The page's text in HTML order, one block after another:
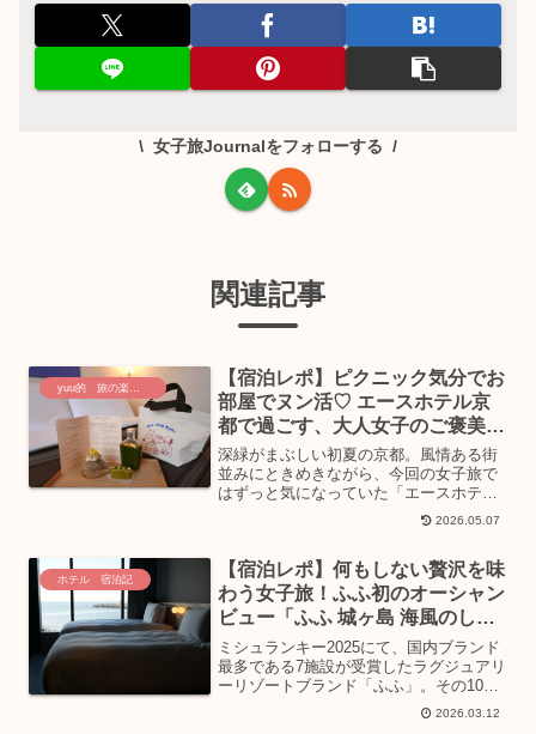
女子旅Journalをフォローする
関連記事
【宿泊レポ】ピクニック気分でお
部屋でヌン活♡ エースホテル京
都で過ごす、大人女子のご褒美ス
テイ
深緑がまぶしい初夏の京都。風情ある街
並みにときめきながら、今回の女子旅で
はずっと気になっていた「エースホテル
京都」へステイしてきました。おしゃれ
で感性を刺激してくれる空間、京都らし
ごはんまで…とにかく五...
2026.05.07
ホテル 宿泊記
【宿泊レポ】何もしない贅沢を味
わう女子旅！ふふ初のオーシャン
ビュー「ふふ 城ヶ島 海風のしら
べ」
ミシュランキー2025にて、国内ブランド
最多である7施設が受賞したラグジュアリ
ーリゾートブランド「ふふ」。その10施
設目として、「ふふ 城ヶ島 海風のしら
べ」が2月27日（金）に開業しました。
2026.03.12